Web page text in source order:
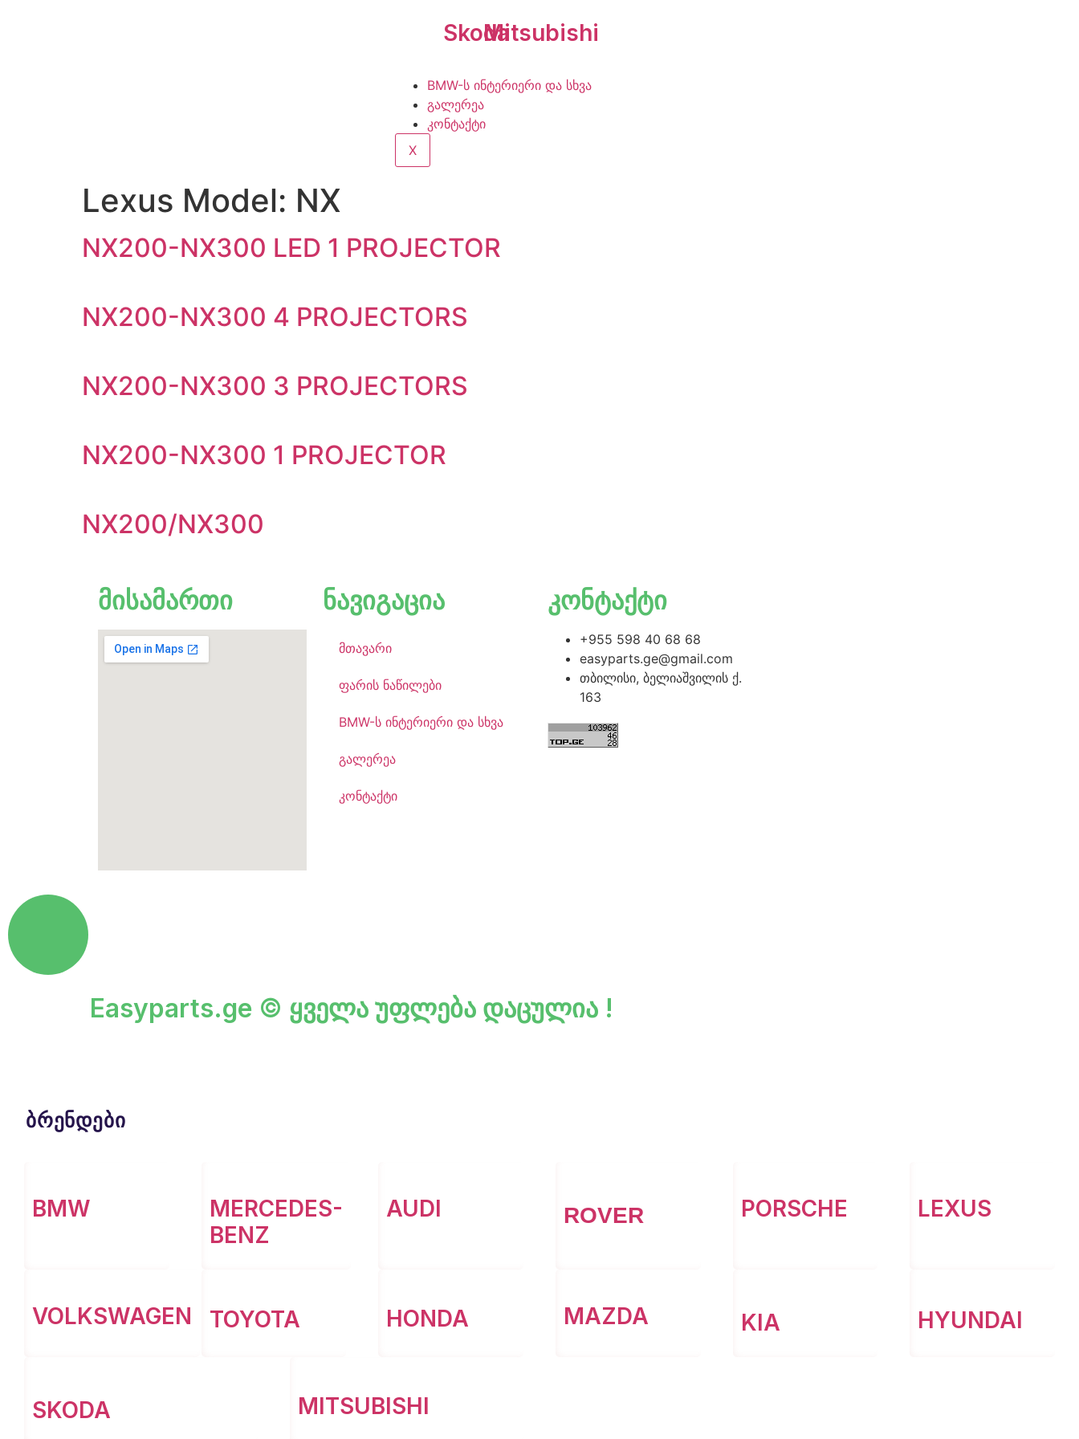
SkodaMitsubishi
BMW-ს ინტერიერი და სხვა
გალერეა
კონტაქტი
X
Lexus Model: NX
NX200-NX300 LED 1 PROJECTOR
NX200-NX300 4 PROJECTORS
NX200-NX300 3 PROJECTORS
NX200-NX300 1 PROJECTOR
NX200/NX300
მისამართი ნავიგაცია
მთავარი
ფარის ნაწილები
BMW-ს ინტერიერი და სხვა
გალერეა
კონტაქტი
კონტაქტი
+955 598 40 68 68
easyparts.ge@gmail.com
თბილისი, ბელიაშვილის ქ.
163
Easyparts.ge © ყველა უფლება დაცულია !
ბრენდები
BMW
MERCEDES-
BENZ
AUDI ROVER PORSCHE LEXUS
VOLKSWAGEN TOYOTA HONDA MAZDA KIA HYUNDAI
SKODA MITSUBISHI